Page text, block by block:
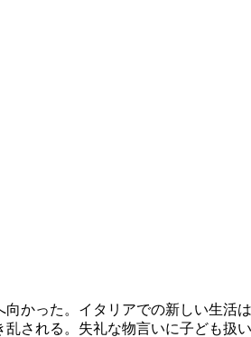
かった。イタリアでの新しい生活
される。失礼な物言いに子ども